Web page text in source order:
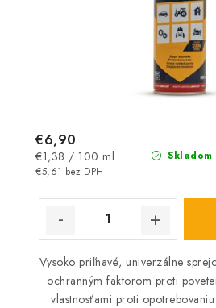
Skladom
€5,61 bez DPH
€6,90
Jednotková
cena:
€1,38 / 100 ml
Vysoko priľnavé, univerzálne
ochranným faktorom proti
vlastnosťami proti